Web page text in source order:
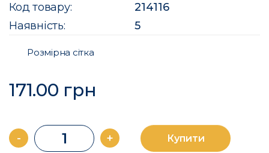
Код товару:
214116
Наявність:
5
Розмірна сітка
171.00 грн
- + Купити